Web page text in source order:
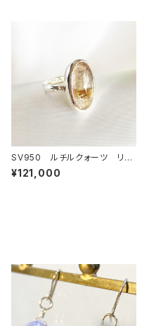
SV950 ルチルクォーツ リン
グ
¥121,000